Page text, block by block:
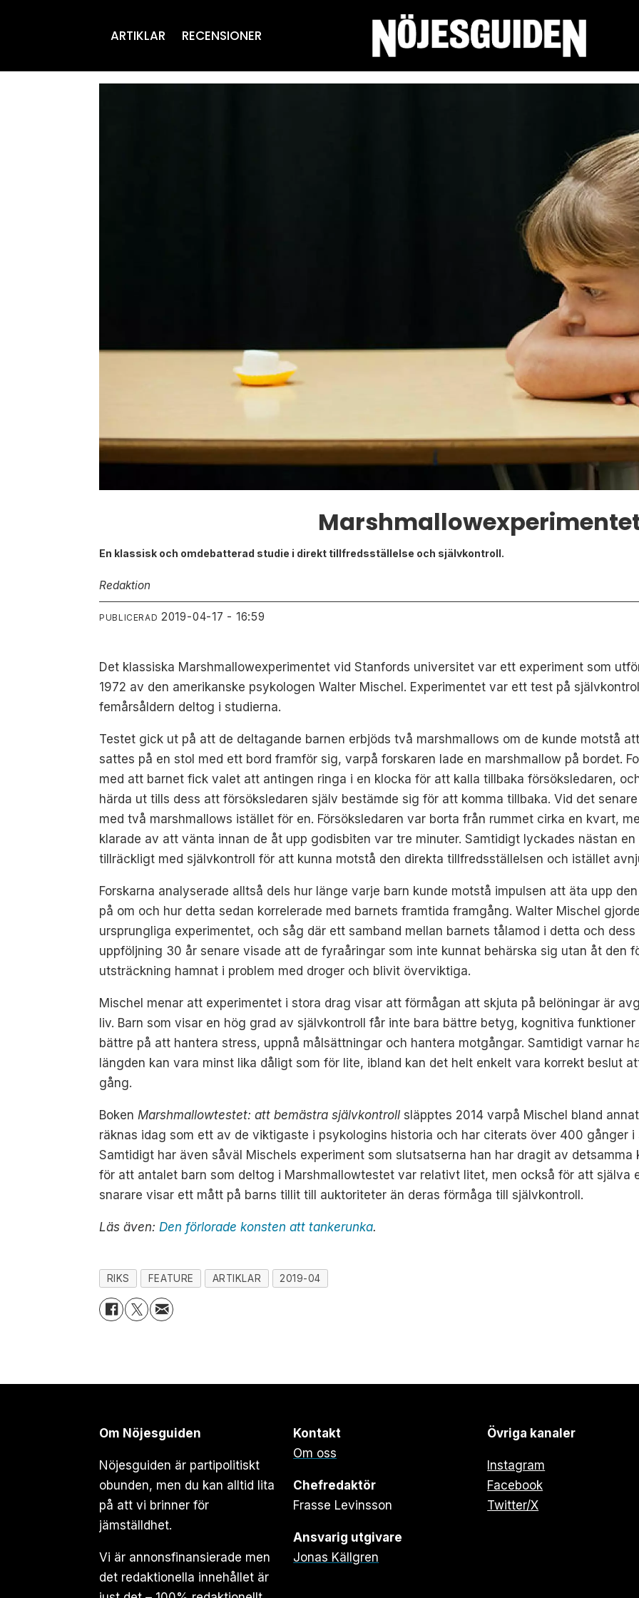
ARTIKLAR RECENSIONER
En klassisk och omdebatterad studie i direkt tillfredsställelse och självkontroll.
Redaktion
PUBLICERAD 2019-04-17 - 16:59
Det klassiska Marshmallowexperimentet vid Stanfords universitet var ett experiment som
1972 av den amerikanske psykologen Walter Mischel. Experimentet var ett test på
femårsåldern deltog i studierna.
Testet gick ut på att de deltagande barnen erbjöds två marshmallows om de kunde motstå
sattes på en stol med ett bord framför sig, varpå forskaren lade en marshmallow på bordet.
med att barnet fick valet att antingen ringa i en klocka för att kalla tillbaka försöksledaren,
härda ut tills dess att försöksledaren själv bestämde sig för att komma tillbaka. Vid det
med två marshmallows istället för en. Försöksledaren var borta från rummet cirka en kvart,
klarade av att vänta innan de åt upp godisbiten var tre minuter. Samtidigt lyckades nästan
tillräckligt med självkontroll för att kunna motstå den direkta tillfredsställelsen och istället
Forskarna analyserade alltså dels hur länge varje barn kunde motstå impulsen att äta upp
på om och hur detta sedan korrelerade med barnets framtida framgång. Walter Mischel
ursprungliga experimentet, och såg där ett samband mellan barnets tålamod i detta och
uppföljning 30 år senare visade att de fyraåringar som inte kunnat behärska sig utan åt den
utsträckning hamnat i problem med droger och blivit överviktiga.
Mischel menar att experimentet i stora drag visar att förmågan att skjuta på belöningar är
liv. Barn som visar en hög grad av självkontroll får inte bara bättre betyg, kognitiva
bättre på att hantera stress, uppnå målsättningar och hantera motgångar. Samtidigt varnar
längden kan vara minst lika dåligt som för lite, ibland kan det helt enkelt vara korrekt beslut
gång.
BokenMarshmallowtestet: att bemästra självkontrollsläpptes 2014 varpå Mischel bland
räknas idag som ett av de viktigaste i psykologins historia och har citerats över 400 gånger
Samtidigt har även såväl Mischels experiment som slutsatserna han har dragit av detsamma
för att antalet barn som deltog i Marshmallowtestet var relativt litet, men också för att själva
snarare visar ett mått på barns tillit till auktoriteter än deras förmåga till självkontroll.
Läs även:Den förlorade konsten att tankerunka.
RIKS FEATURE ARTIKLAR 2019-04
Om Nöjesguiden
Nöjesguiden är partipolitiskt
obunden, men du kan alltid lita
på att vi brinner för
jämställdhet.
Vi är annonsfinansierade men
det redaktionella innehållet är
Kontakt
Om oss
Chefredaktör
Frasse Levinsson
Ansvarig utgivare
Jonas Källgren
Övriga kanaler
Instagram
Facebook
Twitter/X